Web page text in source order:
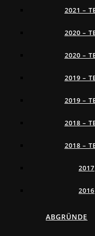
2021 –
2020 –
2020 –
2019 –
2019 –
2018 –
2018 –
2017
2016
ABGRÜNDE